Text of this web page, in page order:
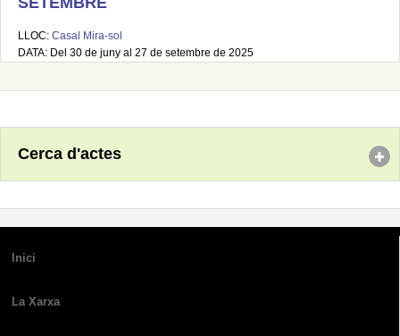
LLOC: Casal Mira-sol
DATA: Del 30 de juny al 27 de setembre de 2025
Cerca d'actes
Inici
La Xarxa